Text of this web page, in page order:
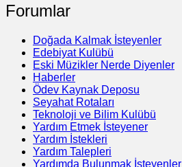
Forumlar
Doğada Kalmak İsteyenler
Edebiyat Kulübü
Eski Müzikler Nerde Diyenler
Haberler
Ödev Kaynak Deposu
Seyahat Rotaları
Teknoloji ve Bilim Kulübü
Yardım Etmek İsteyener
Yardım İstekleri
Yardım Talepleri
Yardımda Bulunmak İsteyenler